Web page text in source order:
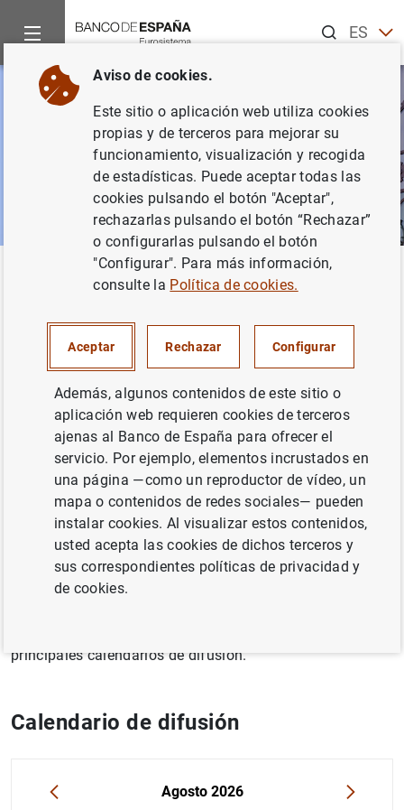
ESEN
EU
GA
Estadísticas
El Banco de España recopila, elabora y publica un amplio
conjunto de estadísticas económicas y financieras
relacionadas con las funciones que tiene encomendadas
en la Ley de Autonomía y como miembro del Sistema
Europeo de Bancos Centrales (SEBC) y, además, las que
establece el Plan Estadístico Nacional. Esta actividad se
desarrolla siguiendo los principios que establece el
Compromiso público sobre estadísticas europeas del
.
principales calendarios de difusión.
Calendario de difusión
Uso del calendario: utiliza los cursores para
« Agosto 2026 »
Aviso de cookies.
Este sitio o aplicación web utiliza cookies
propias y de terceros para mejorar su
funcionamiento, visualización y recogida
de estadísticas. Puede aceptar todas las
cookies pulsando el botón "Aceptar",
rechazarlas pulsando el botón “Rechazar”
o configurarlas pulsando el botón
"Configurar". Para más información,
consulte la Política de cookies.
Aceptar Rechazar Configurar
Además, algunos contenidos de este sitio o
aplicación web requieren cookies de terceros
ajenas al Banco de España para ofrecer el
servicio. Por ejemplo, elementos incrustados en
una página —como un reproductor de vídeo, un
mapa o contenidos de redes sociales— pueden
instalar cookies. Al visualizar estos contenidos,
usted acepta las cookies de dichos terceros y
sus correspondientes políticas de privacidad y
de cookies.